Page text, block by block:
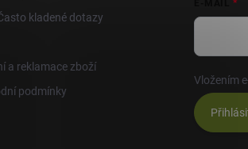
kladené dotazy
a reklamace zboží
podmínky
Vložením